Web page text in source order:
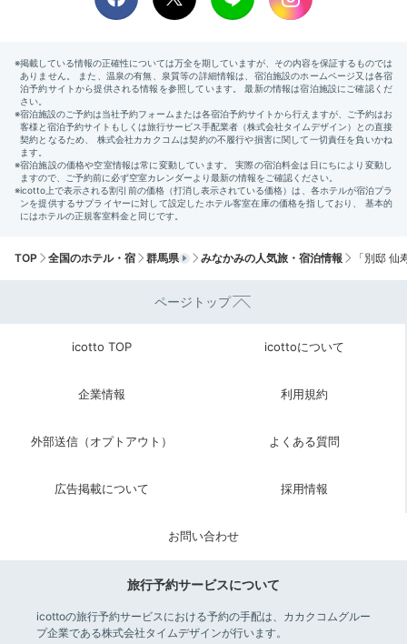
朝食会場も完全個室。野菜をたっぷり使った素朴なお料
食と洋食がお好みで選べるのも嬉しいところ。
a___y03.226
私は和食を選択。 お粥がふっくらしていて感動しまし
た♡品数はそれほど多くないですが、少しずつ上品に盛
ゆっくり身支度をして
TOP 全国のホテル・宿 群馬県 みなかみの人気旅・宿泊情報 「別邸 仙
ページトップ
icotto TOP icottoについて
企業情報 利用規約
外部送信（オプトアウト） よくある質問
広告掲載について 採用情報
お問い合わせ
旅行予約サービスについて
icottoの旅行予約サービスにおける予約の手配は、カカクコムグルー
プ企業である株式会社タイムデザインが行います。